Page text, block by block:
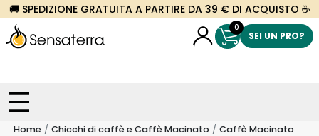
🚚 SPEDIZIONE GRATUITA A PARTIRE DA 39 € DI ACQUISTO ☕
0
SEI UN PRO?
Home Chicchi di caffè e Caffè Macinato
Caffè Macinato